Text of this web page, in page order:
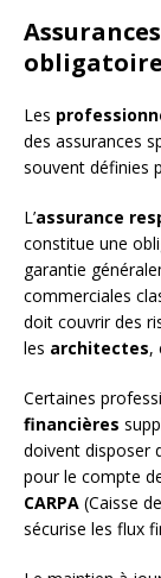
Les
des assurances
souvent définies
L’assurance
constitue une
garantie
commerciales
doit couvrir des
les architectes,
Certaines
financières
doivent disposer
pour le compte
CARPA (Caisse
sécurise les flux